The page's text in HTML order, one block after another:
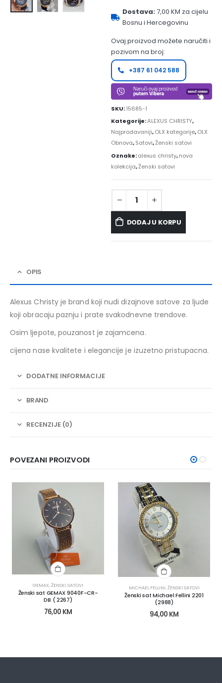
Dostava:7,00 KM za cijelu
Bosnu i Hercegovinu
Ovaj proizvod možete naručiti i
pozivom na broj:
+387 61 042 588
SKU:15685-1
Kategorije:ALEXUS CHRISTY,
Najprodavaniji,OLX kategorije,OLX
Obnova,Satovi,Ženski satovi
Oznake:alexus christy,nova
kolekcija,Ženski satovi
DODAJ U KORPU
OPIS
Alexus Christy je brand koji nudi dizajnove satove za ljude
koji obracaju paznju i prate svakodnevne trendove.
Osim ljepote, pouzanost je zajamcena.
cijena nase kvalitete i elegancije je izuzetno pristupacna.
DODATNE INFORMACIJE
BRAND
RECENZIJE (0)
POVEZANI PROIZVODI
GEMAX,ŽENSKI SATOVI
Ženski sat GEMAX 9040F-CR-
DB ( 2267)
76,00 KM
MICHAEL FELLINI,ŽENSKI SATOVI
Ženski sat Michael Fellini 2201
(2988)
94,00 KM